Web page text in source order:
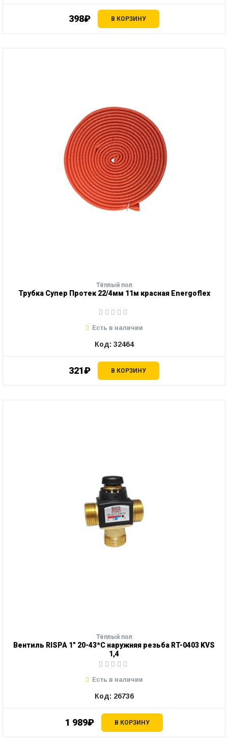
398₽ В КОРЗИНУ
Тёплый пол
Трубка Супер Протек 22/4мм 11м красная Energoflex
321₽ В КОРЗИНУ
Есть в наличии
Код: 32464
Тёплый пол
Вентиль RISPA 1" 20-43*С наружняя резьба RT-0403 KVS
1,4
1 989₽ В КОРЗИНУ
Есть в наличии
Код: 26736